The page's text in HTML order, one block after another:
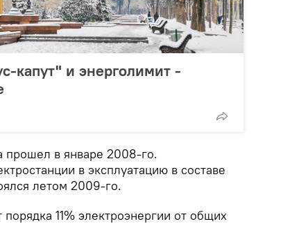
капут" и энерголимит -
прошел в январе 2008-го.
в эксплуатацию в составе
летом 2009-го.
11% электроэнергии от общих